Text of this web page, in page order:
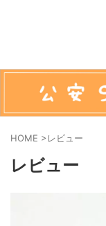
HOME >レビュー
レビュー